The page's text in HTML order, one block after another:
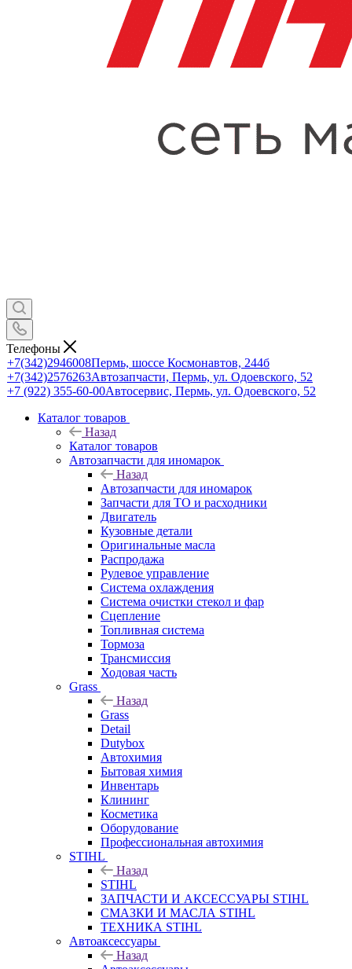
Телефоны
+7(342)2946008Пермь, шоссе Космонавтов, 244б
+7(342)2576263Автозапчасти, Пермь, ул. Одоевского, 52
+7 (922) 355-60-00Автосервис, Пермь, ул. Одоевского, 52
Каталог товаров
Назад
Каталог товаров
Автозапчасти для иномарок
Назад
Автозапчасти для иномарок
Запчасти для ТО и расходники
Двигатель
Кузовные детали
Оригинальные масла
Распродажа
Рулевое управление
Система охлаждения
Система очистки стекол и фар
Сцепление
Топливная система
Тормоза
Трансмиссия
Ходовая часть
Grass
Назад
Grass
Detail
Dutybox
Автохимия
Бытовая химия
Инвентарь
Клининг
Косметика
Оборудование
Профессиональная автохимия
STIHL
Назад
STIHL
ЗАПЧАСТИ И АКСЕССУАРЫ STIHL
СМАЗКИ И МАСЛА STIHL
ТЕХНИКА STIHL
Автоаксессуары
Назад